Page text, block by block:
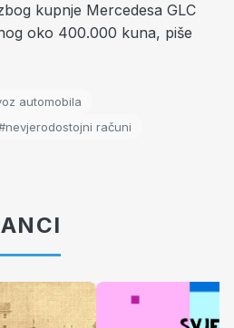
kupnje Mercedesa GLC
oko 400.000 kuna, piše
automobila
računi